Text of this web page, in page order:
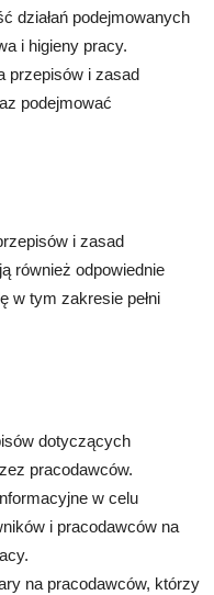
działań podejmowanych
i higieny pracy.
przepisów i zasad
podejmować
i zasad
również odpowiednie
w tym zakresie pełni
dotyczących
pracodawców.
w celu
i pracodawców na
na pracodawców, którzy